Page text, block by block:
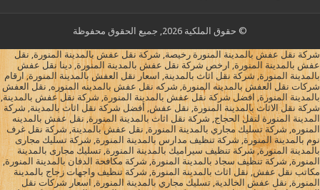
© حقوق الملكية 2026, جميع الحقوق محفوظة
شركة نقل عفش بالمدينة المنورة رخيصة, شركة نقل عفش بالمدينة المنورة, نقل
عفش بالمدينة المنورة, ارخص شركة نقل عفش بالمدينة المنورة, دينا نقل عفش
بالمدينة المنورة, شركة نقل اثاث بالمدينة, اسعار نقل العفش بالمدينة المنورة, ارقام
شركات نقل العفش بالمدينه المنورة, شركه نقل عفش بالمدينه المنوره, نقل العفش
بالمدينة المنورة, افضل شركة نقل عفش بالمدينة المنورة, شركة نقل عفش بالمدينة,
شركة نقل الاثاث بالمدينة المنورة, نقل عفش, أفضل شركة نقل اثاث بالمدينة, شركة
المدينة المنورة لنقل الحجاج, شركة نقل اثاث بالمدينة المنورة, نقل عفش بالمدينه
المنوره, شركة تسليك مجاري بالمدينة المنورة, نقل عفش بالمدينة, شركة نقل غرف
نوم بالمدينة المنورة, شركة تنظيف مدارس بالمدينة المنورة, شركة تسليك مجارى
بالمدينة المنورة, شركة تنظيف سيراميك بالمدينة المنورة, تسليك مجارى بالمدينة
المنورة, شركة تنظيف سجاد بالمدينة المنورة, شركة مكافحة الدفان بالمدينة المنورة,
مكاتب نقل عفش, نقل اثاث بالمدينة المنورة, شركة تنظيف واجهات زجاج بالمدينة
المنورة, نقل عفش الخالدية, تسليك مجاري بالمدينة المنورة, اسعار شركات نقل